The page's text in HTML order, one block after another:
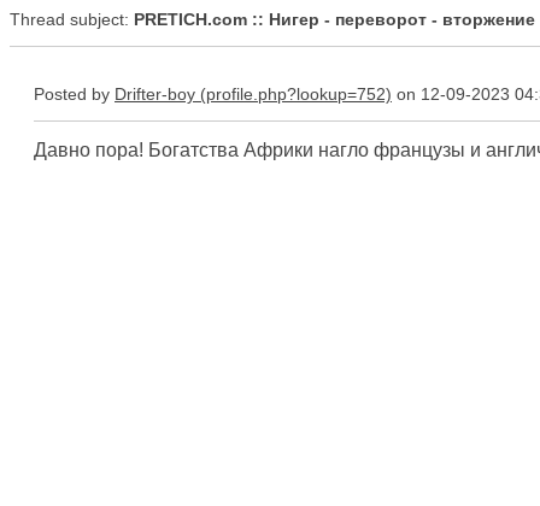
Thread subject: PRETICH.com :: Нигер - переворот - вторжение
Posted by Drifter-boy on 12-09-2023
Давно пора! Богатства Африки нагло французы и